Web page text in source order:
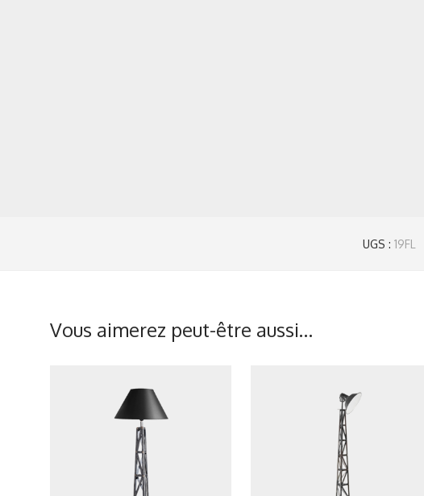
UGS : 19FL
Vous aimerez peut-être aussi…